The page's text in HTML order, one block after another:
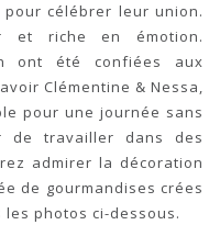
pour célébrer leur union.
et riche en émotion.
ont été confiées aux
Clémentine & Nessa,
pour une journée sans
travailler dans des
admirer la décoration
de gourmandises crées
les photos ci-dessous.